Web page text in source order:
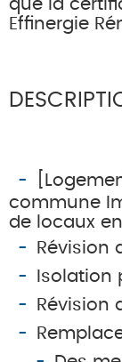
que la
Effinergie
commune
de locaux
Révision
Isolation
Révision